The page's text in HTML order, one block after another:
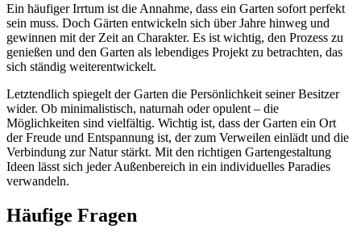
Ein häufiger Irrtum ist die Annahme, dass ein Garten sofort perfekt
sein muss. Doch Gärten entwickeln sich über Jahre hinweg und
gewinnen mit der Zeit an Charakter. Es ist wichtig, den Prozess zu
genießen und den Garten als lebendiges Projekt zu betrachten, das
sich ständig weiterentwickelt.
Letztendlich spiegelt der Garten die Persönlichkeit seiner Besitzer
wider. Ob minimalistisch, naturnah oder opulent – die
Möglichkeiten sind vielfältig. Wichtig ist, dass der Garten ein Ort
der Freude und Entspannung ist, der zum Verweilen einlädt und die
Verbindung zur Natur stärkt. Mit den richtigen Gartengestaltung
Ideen lässt sich jeder Außenbereich in ein individuelles Paradies
verwandeln.
Häufige Fragen